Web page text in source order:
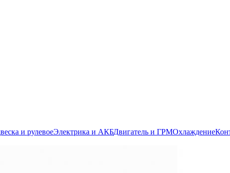
и рулевоеЭлектрика и АКБДвигатель и ГРМОхлаждение